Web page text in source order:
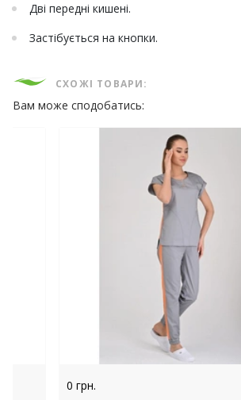
Дві передні кишені.
Застібується на кнопки.
СХОЖІ ТОВАРИ:
Вам може сподобатись:
0 грн.